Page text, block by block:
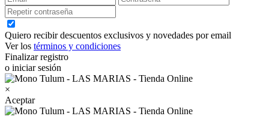
Quiero recibir descuentos exclusivos y novedades por email
Ver los términos y condiciones
Finalizar registro
o iniciar sesión
×
Aceptar